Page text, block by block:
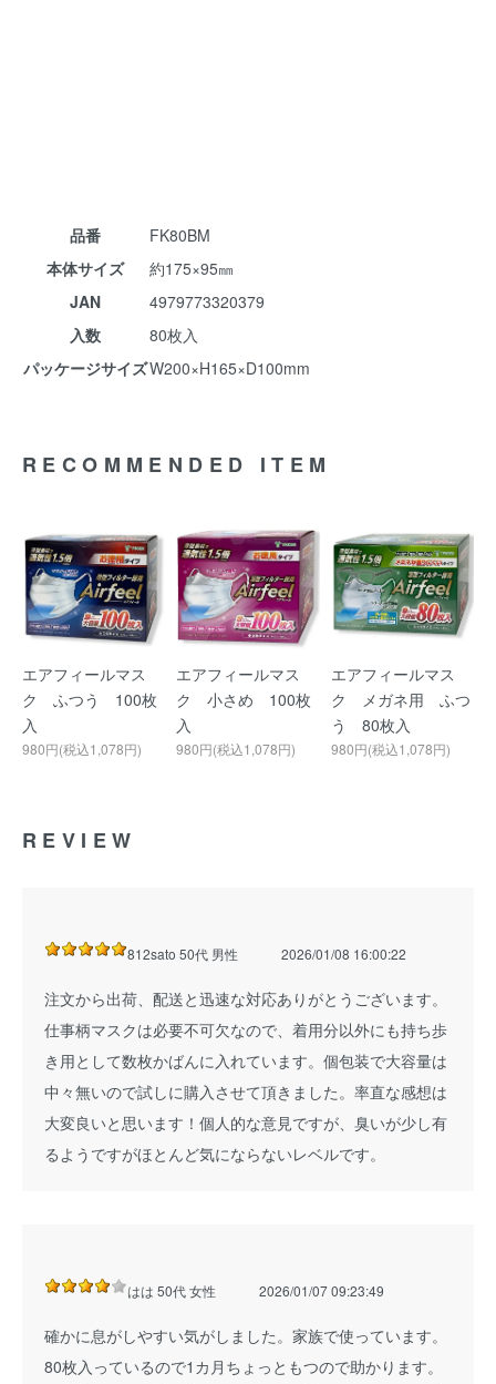
品番
FK80BM
本体サイズ
約175×95㎜
JAN
4979773320379
入数
80枚入
パッケージサイズW200×H165×D100mm
RECOMMENDED ITEM
エアフィールマス
ク ふつう 100枚
入
980円(税込1,078円)
エアフィールマス
ク 小さめ 100枚
入
980円(税込1,078円)
エアフィールマス
ク メガネ用 ふつ
う 80枚入
980円(税込1,078円)
REVIEW
812sato 50代 男性 2026/01/08 16:00:22
注文から出荷、配送と迅速な対応ありがとうございます。
仕事柄マスクは必要不可欠なので、着用分以外にも持ち歩
き用として数枚かばんに入れています。個包装で大容量は
中々無いので試しに購入させて頂きました。率直な感想は
大変良いと思います！個人的な意見ですが、臭いが少し有
るようですがほとんど気にならないレベルです。
はは 50代 女性 2026/01/07 09:23:49
確かに息がしやすい気がしました。家族で使っています。
80枚入っているので1カ月ちょっともつので助かります。